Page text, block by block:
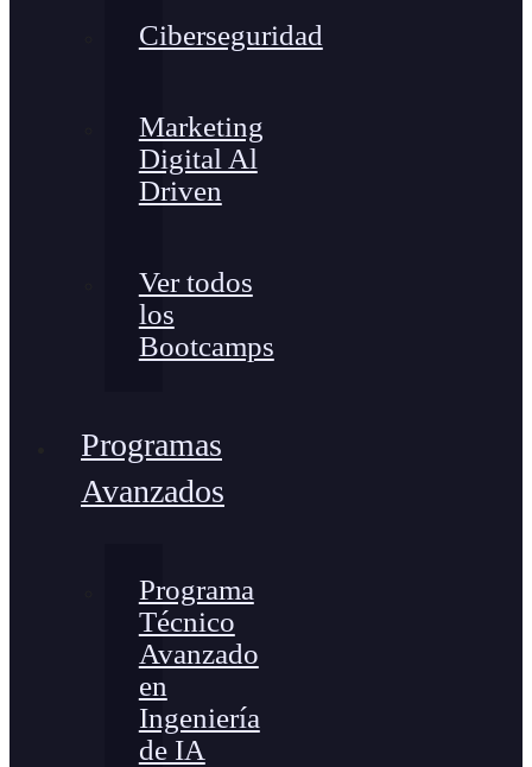
Ciberseguridad
Marketing
Digital Al
Driven
Ver todos
los
Bootcamps
Programas
Avanzados
Programa
Técnico
Avanzado
en
Ingeniería
de IA